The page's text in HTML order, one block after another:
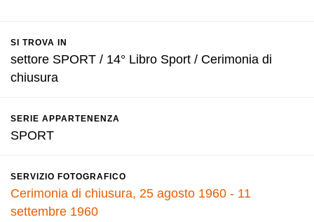
SI TROVA IN
settore SPORT / 14° Libro Sport / Cerimonia di
chiusura
SERIE APPARTENENZA
SPORT
SERVIZIO FOTOGRAFICO
Cerimonia di chiusura, 25 agosto 1960 - 11
settembre 1960